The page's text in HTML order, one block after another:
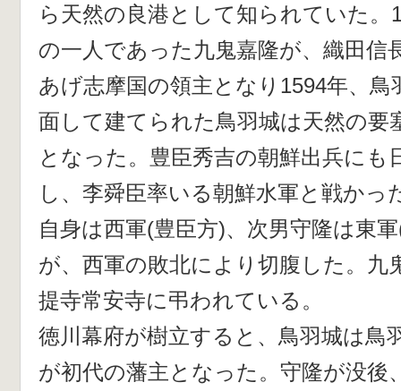
ら天然の良港として知られていた。
の一人であった九鬼嘉隆が、織田信
あげ志摩国の領主となり1594年、
面して建てられた鳥羽城は天然の要
となった。豊臣秀吉の朝鮮出兵にも
し、李舜臣率いる朝鮮水軍と戦かっ
自身は西軍(豊臣方)、次男守隆は東
が、西軍の敗北により切腹した。九
提寺常安寺に弔われている。
徳川幕府が樹立すると、鳥羽城は鳥
が初代の藩主となった。守隆が没後